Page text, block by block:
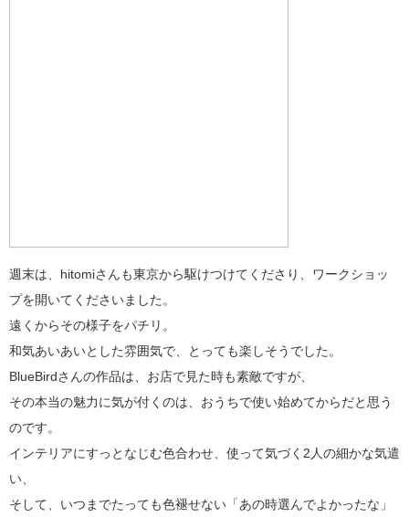
週末は、hitomiさんも東京から駆けつけてくださり、ワークショッ
プを開いてくださいました。
遠くからその様子をパチリ。
和気あいあいとした雰囲気で、とっても楽しそうでした。
BlueBirdさんの作品は、お店で見た時も素敵ですが、
その本当の魅力に気が付くのは、おうちで使い始めてからだと思う
のです。
インテリアにすっとなじむ色合わせ、使って気づく2人の細かな気遣
い、
そして、いつまでたっても色褪せない「あの時選んでよかったな」